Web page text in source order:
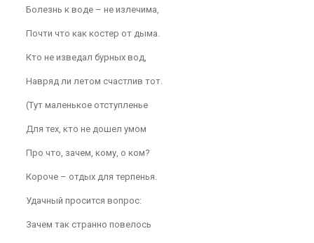
Болезнь к воде – не излечима,
Почти что как костер от дыма.
Кто не изведал бурных вод,
Навряд ли летом счастлив тот.
(Тут маленькое отступленье
Для тех, кто не дошел умом
Про что, зачем, кому, о ком?
Короче – отдых для терпенья.
Удачный просится вопрос:
Зачем так странно повелось